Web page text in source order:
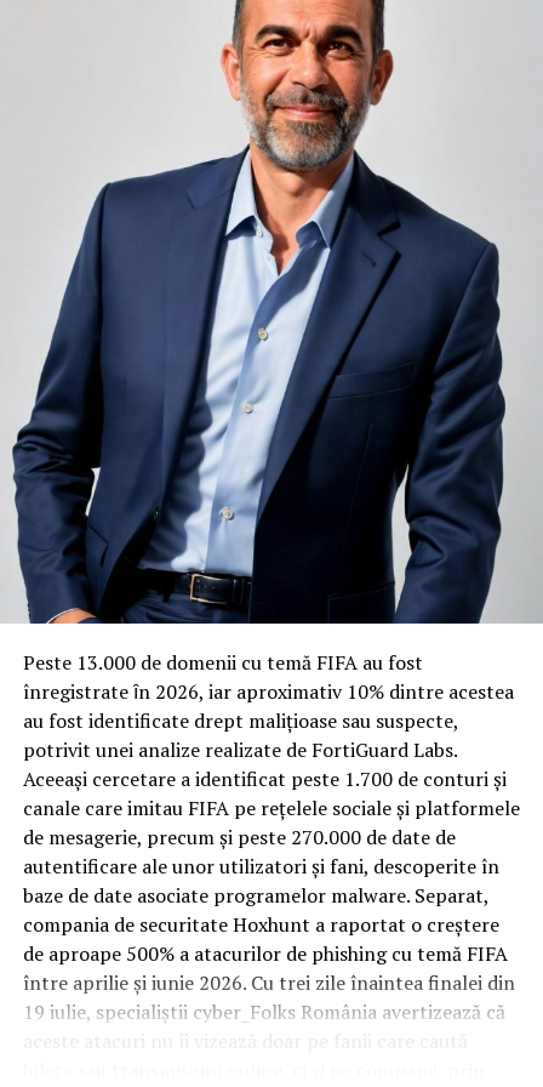
infinit de groși din motive practice și economice.
Zgomotul pașilor din camera de sus sau din coridorul
adiacent rămâne una dintre cele mai frecvente
nemulțumiri semnalate de oaspeți în recenziile online,
chiar și la unități altfel apreciate pentru servicii și
locație. De multe ori, oaspeții nu identifică pardoseala
drept sursa reală a problemei, ci descriu simplu senzația
de spațiu zgomotos sau agitat.
Pardoseala joacă un rol important în absorbția acestor
sunete, mai ales în zonele de trecere frecventă dintre
cameră și baie sau dintre pat și fereastră. Un material cu
proprietăți fonoabsorbante bune reduce transmiterea
zgomotului către camerele vecine și către etajele
inferioare, un aspect esențial mai ales în clădirile mai
vechi, cu structuri care nu au fost proiectate inițial
pentru izolare fonică performantă.
Rotația rapidă a oaspeților cere
materiale rezistente
Spre diferență de o locuință obișnuită, o cameră de hotel
trece printr-un ciclu de utilizare intensă: oaspeți diferiți,
bagaje trase pe roți, curățenie zilnică, uneori mai multe
rezervări consecutive în aceeași săptămână. Această
frecvență ridicată de utilizare pune presiune reală pe
orice suprafață, iar pardoseala este printre primele
elemente afectate vizibil, mai ales în zona din jurul
patului și a ușii de acces.
În etapa de renovare sau construcție, administratorii
care iau în calcul mocheta trafic intens
pentru zonele
cu rotație mare reduc riscul de uzură prematură și de
decolorare vizibilă în punctele de trecere frecventă. Este
o decizie care ține mai puțin de stil și mai mult de
Peste 13.000 de domenii cu temă FIFA au fost
înregistrate ȋn 2026, iar aproximativ 10% dintre acestea
au fost identificate drept malițioase sau suspecte,
potrivit unei analize realizate de FortiGuard Labs.
Aceeași cercetare a identificat peste 1.700 de conturi și
canale care imitau FIFA pe rețelele sociale și platformele
de mesagerie, precum și peste 270.000 de date de
autentificare ale unor utilizatori și fani, descoperite în
baze de date asociate programelor malware. Separat,
compania de securitate Hoxhunt a raportat o creștere
de aproape 500% a atacurilor de phishing cu temă FIFA
între aprilie și iunie 2026. Cu trei zile înaintea finalei din
19 iulie, specialiștii cyber_Folks România avertizează că